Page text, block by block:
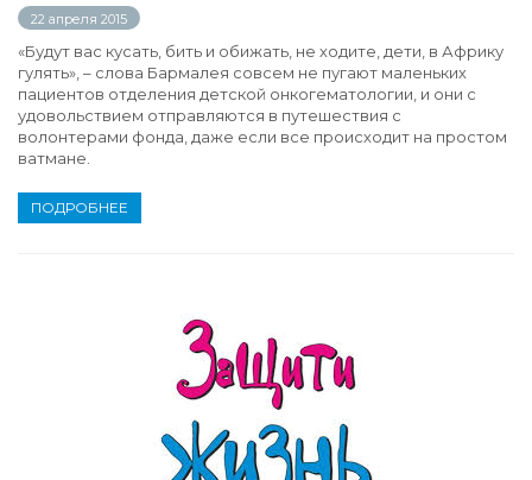
22 апреля 2015
«Будут вас кусать, бить и обижать, не ходите, дети, в Африку
гулять», – слова Бармалея совсем не пугают маленьких
пациентов отделения детской онкогематологии, и они с
удовольствием отправляются в путешествия с
волонтерами фонда, даже если все происходит на простом
ватмане.
ПОДРОБНЕЕ